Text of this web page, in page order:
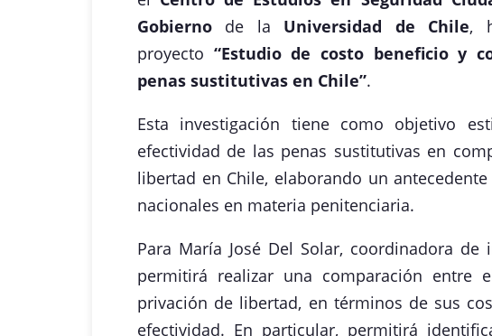
Gobierno de la Universidad de Chile,
proyecto “Estudio de costo beneficio y
penas sustitutivas en Chile”.
Esta investigación tiene como objetivo
efectividad de las penas sustitutivas en
libertad en Chile, elaborando un
nacionales en materia penitenciaria.
Para María José Del Solar, coordinadora de
permitirá realizar una comparación entre
privación de libertad, en términos de sus
efectividad. En particular, permitirá